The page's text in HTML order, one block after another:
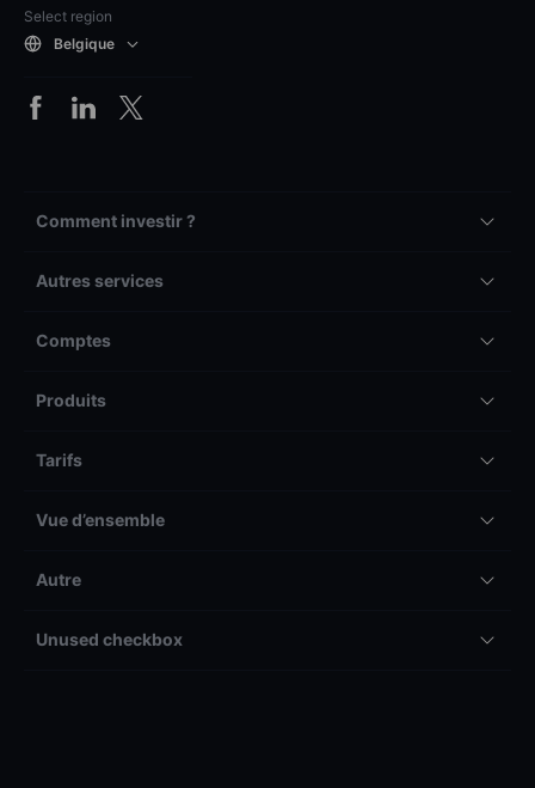
Select region
Belgique
Comment investir ?
Autres services
Comptes
Produits
Tarifs
Vue d’ensemble
Autre
Unused checkbox